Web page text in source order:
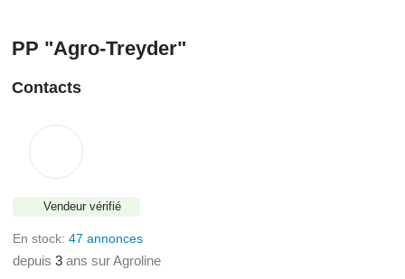
PP "Agro-Treyder"
Contacts
Vendeur vérifié
En stock: 47 annonces
depuis 3 ans sur Agroline